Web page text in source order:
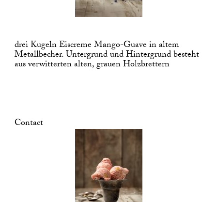
drei Kugeln Eiscreme Mango-Guave in altem
Metallbecher. Untergrund und Hintergrund besteht
aus verwitterten alten, grauen Holzbrettern
Contact